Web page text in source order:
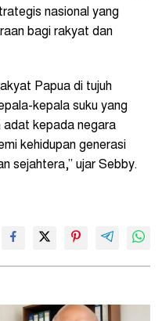
nasional yang
bagi rakyat dan
Papua di tujuh
kepala suku yang
adat kepada negara
kehidupan generasi
sejahtera,” ujar Sebby.